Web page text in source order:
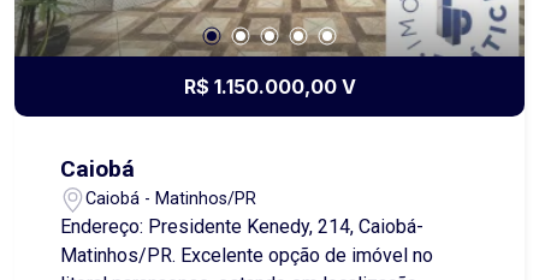
R$ 1.150.000,00 V
Caiobá
Caiobá - Matinhos/PR
Endereço: Presidente Kenedy, 214, Caiobá-
Matinhos/PR. Excelente opção de imóvel no